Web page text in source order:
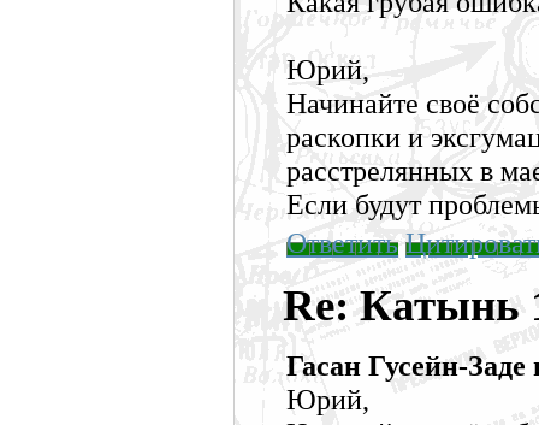
Юрий,
Начинайте своё
раскопки и
расстрелянных в
Если будут
Ответить
Re: Катынь
Гасан Гусейн-Заде
Юрий,